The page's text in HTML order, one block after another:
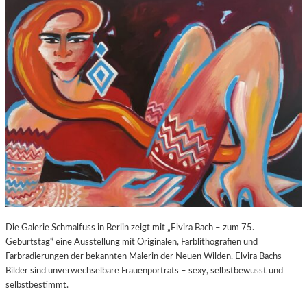
A
R
T
S
2
0
.
G
E
B
U
R
S
T
A
G
X
P
O
S
U
E
“
I
N
D
E
R
O
R
N
F
Die Galerie Schmalfuss in Berlin zeigt mit „Elvira Bach – zum 75.
Geburtstag“ eine Ausstellung mit Originalen, Farblithografien und
Farbradierungen der bekannten Malerin der Neuen Wilden. Elvira Bachs
Bilder sind unverwechselbare Frauenporträts – sexy, selbstbewusst und
selbstbestimmt.